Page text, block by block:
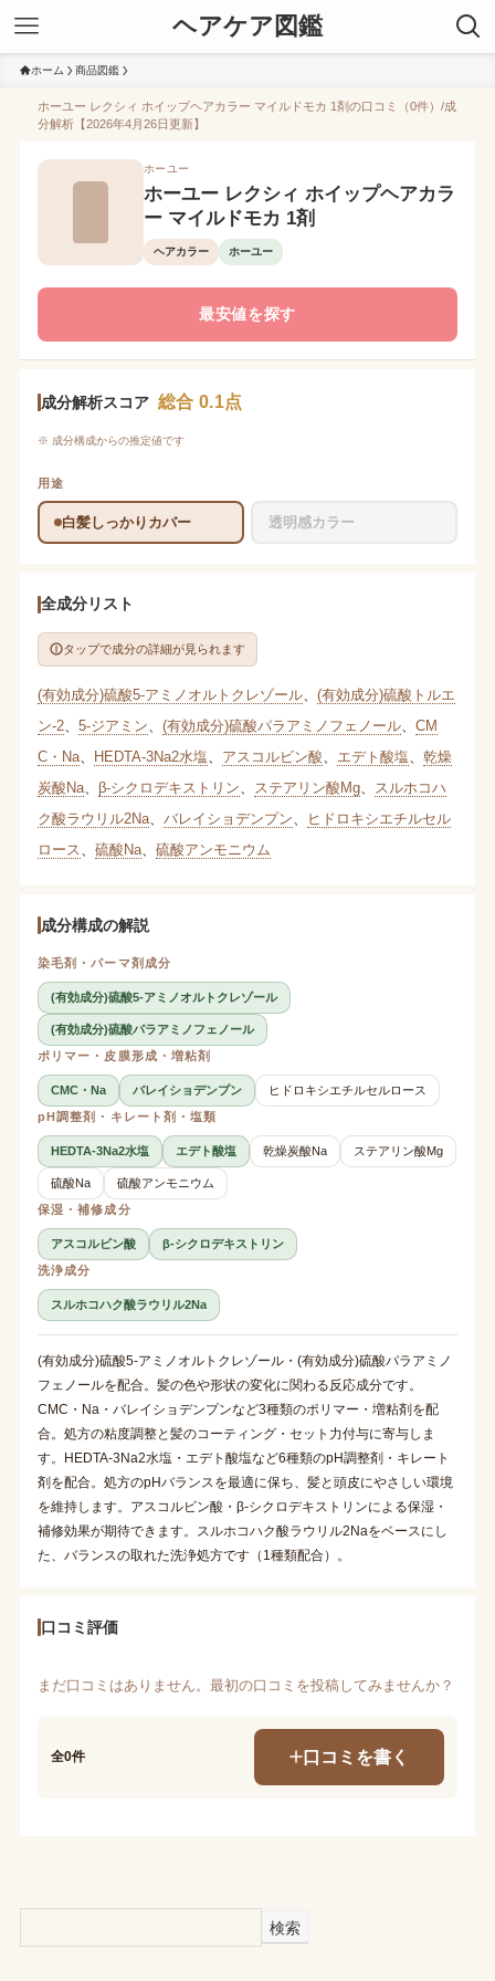
ヘアケア図鑑
ホーム 商品図鑑
ホーユー レクシィ ホイップヘアカラー マイルドモカ 1剤の口コミ（0件）/成
分解析【2026年4月26日更新】
ホーユー
ホーユー レクシィ ホイップヘアカラ
ー マイルドモカ 1剤
ヘアカラー ホーユー
最安値を探す
成分解析スコア 総合 0.1点
※ 成分構成からの推定値です
用途
白髪しっかりカバー 透明感カラー
全成分リスト
タップで成分の詳細が見られます
(有効成分)硫酸5-アミノオルトクレゾール、 (有効成分)硫酸トルエ
ン-2、 5-ジアミン (有効成分)硫酸パラアミノフェノール、 CM
C・Na、 HEDTA-3Na2水塩 アスコルビン酸 エデト酸塩
乾燥
炭酸Na、 β-シクロデキストリン ステアリン酸Mg、
スルホコハ
ク酸ラウリル2Na、 バレイショデンプン
ヒドロキシエチルセル
ロース
硫酸Na、 硫酸アンモニウム
成分構成の解説
染毛剤・パーマ剤成分
(有効成分)硫酸5-アミノオルトクレゾール
(有効成分)硫酸パラアミノフェノール
ポリマー・皮膜形成・増粘剤
CMC・Na バレイショデンプン
ヒドロキシエチルセルロース
pH調整剤・キレート剤・塩類
HEDTA-3Na2水塩 エデト酸塩 乾燥炭酸Na ステアリン酸Mg
硫酸Na
硫酸アンモニウム
保湿・補修成分
アスコルビン酸
β-シクロデキストリン
洗浄成分
スルホコハク酸ラウリル2Na
(有効成分)硫酸5-アミノオルトクレゾール・(有効成分)硫酸パラアミノ
フェノールを配合。髪の色や形状の変化に関わる反応成分です。
CMC・Na・バレイショデンプンなど3種類のポリマー・増粘剤を配
合。処方の粘度調整と髪のコーティング・セット力付与に寄与しま
す。HEDTA-3Na2水塩・エデト酸塩など6種類のpH調整剤・キレート
剤を配合。処方のpHバランスを最適に保ち、髪と頭皮にやさしい環境
を維持します。アスコルビン酸・β-シクロデキストリンによる保湿・
補修効果が期待できます。スルホコハク酸ラウリル2Naをベースにし
た、バランスの取れた洗浄処方です（1種類配合）。
口コミ評価
まだ口コミはありません。最初の口コミを投稿してみませんか？
全0件 口コミを書く
検索